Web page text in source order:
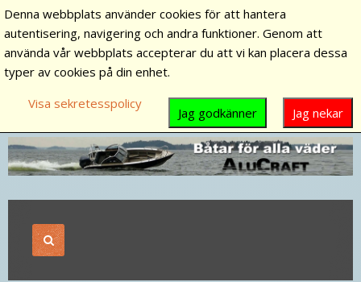
Denna webbplats använder cookies för att hantera
autentisering, navigering och andra funktioner. Genom att
använda vår webbplats accepterar du att vi kan placera dessa
typer av cookies på din enhet.
Visa sekretesspolicy
Jag nekar
Jag godkänner